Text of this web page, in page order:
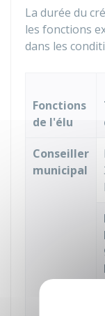
La durée du
les fonctions
dans les
Fonctions
de l'élu
Conseiller
municipal